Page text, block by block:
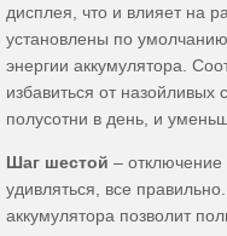
дисплея, что и влияет на
установлены по
энергии аккумулятора.
избавиться от назойливых
полусотни в день, и
Шаг шестой – отключение
удивляться, все
аккумулятора позволит